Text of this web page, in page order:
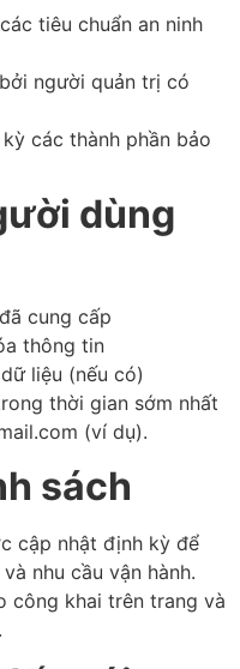
tiêu chuẩn an ninh
người quản trị có
các thành phần bảo
dùng
cung cấp
thông tin
liệu (nếu có)
thời gian sớm nhất
(ví dụ).
sách
cập nhật định kỳ để
nhu cầu vận hành.
công khai trên trang và